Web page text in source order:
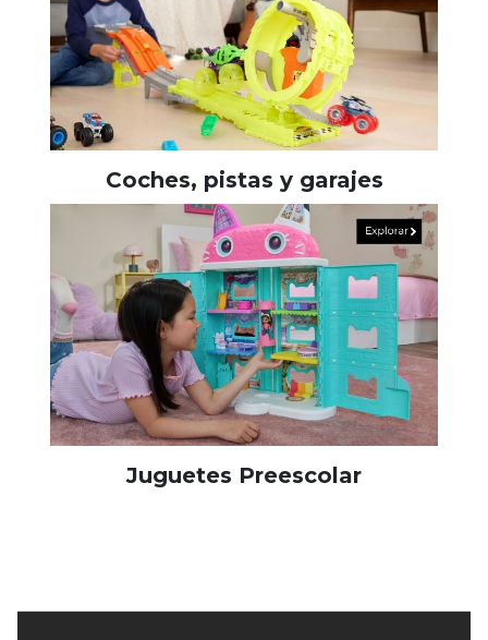
Coches, pistas y garajes
Juguetes Preescolar